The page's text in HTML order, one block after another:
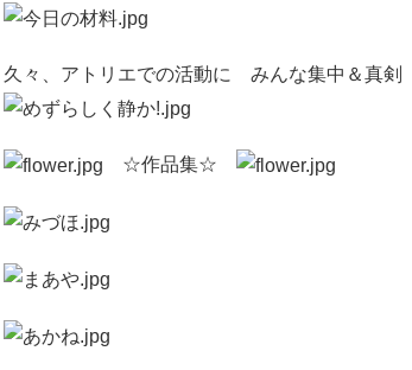
久々、アトリエでの活動に みんな集中＆真剣
☆作品集☆